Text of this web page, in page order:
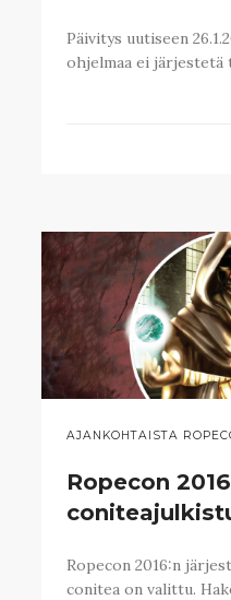
Päivitys uutiseen
ohjelmaa ei järjestetä
AJANKOHTAISTA
Ropecon 2016
Ropecon 2016:n
conitea on valittu.